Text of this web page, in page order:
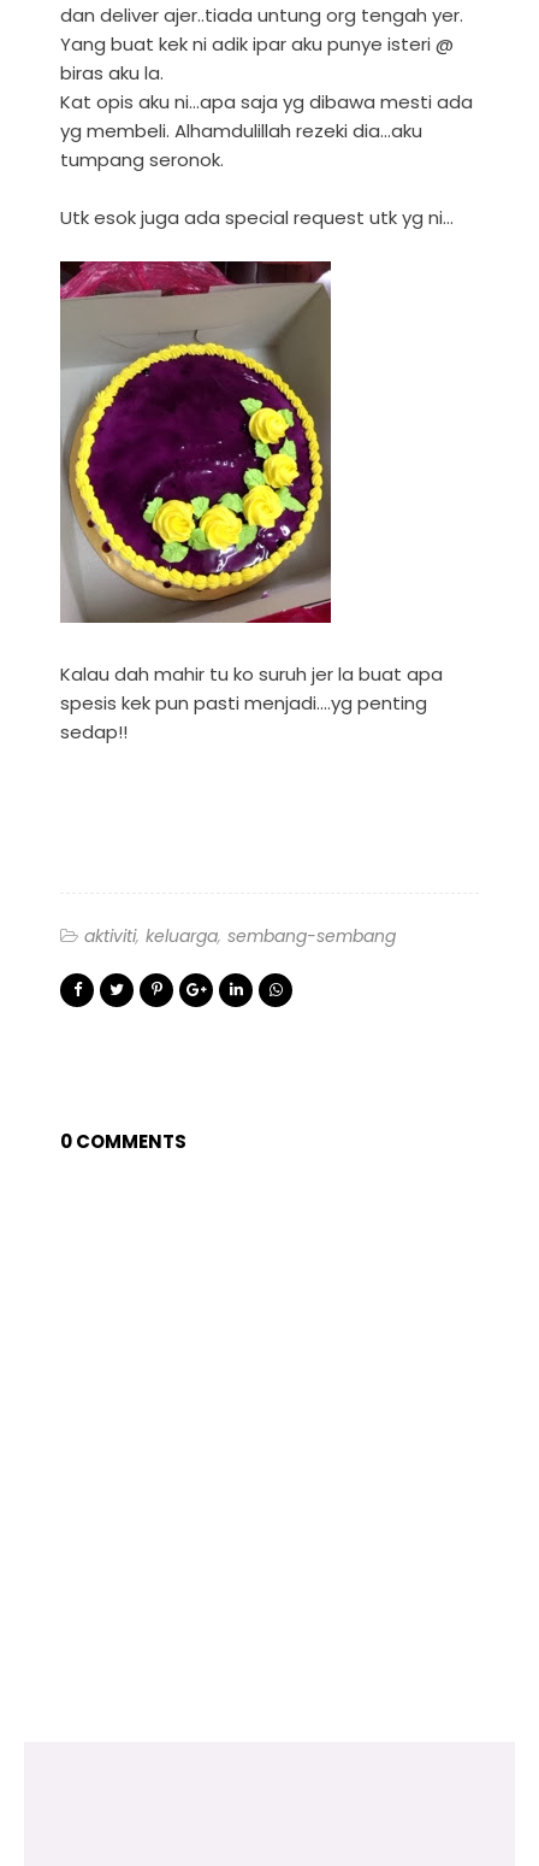
dan deliver ajer..tiada untung org tengah yer.
Yang buat kek ni adik ipar aku punye isteri @
biras aku la.
Kat opis aku ni...apa saja yg dibawa mesti ada
yg membeli. Alhamdulillah rezeki dia...aku
tumpang seronok.
Utk esok juga ada special request utk yg ni...
Kalau dah mahir tu ko suruh jer la buat apa
spesis kek pun pasti menjadi....yg penting
sedap!!
aktiviti keluarga sembang-sembang
0 COMMENTS